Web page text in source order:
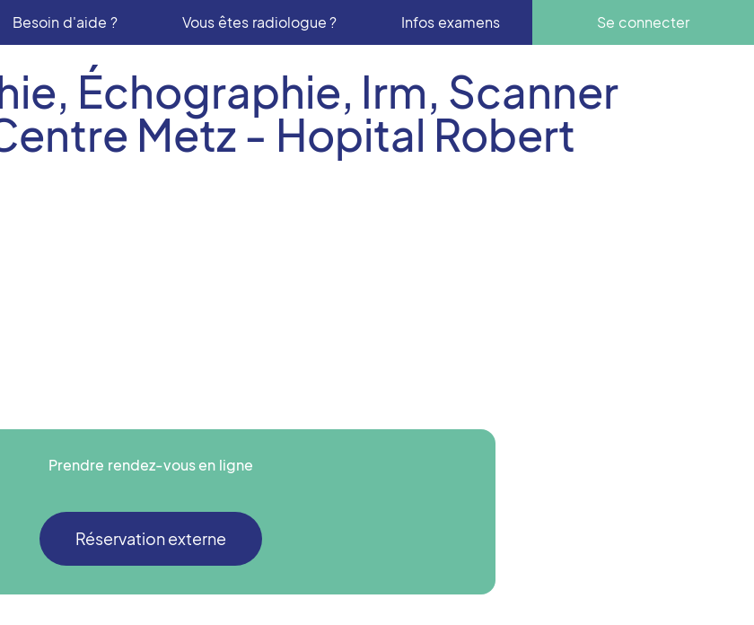
Besoin d'aide ? Vous êtes radiologue ? Infos examens Se connecter
Échographie, Irm, Scanner
Metz - Hopital Robert
Prendre rendez-vous en ligne
Réservation externe